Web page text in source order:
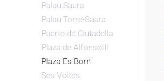
Palau Saura
Palau Torre-Saura
Puerto de Ciutadella
Plaza de AlfonsoIII
Plaza Es Born
Ses Voltes